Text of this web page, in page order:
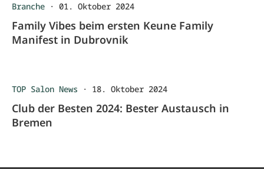
Branche · 01. Oktober 2024
Family Vibes beim ersten Keune Family
Manifest in Dubrovnik
TOP Salon News · 18. Oktober 2024
Club der Besten 2024: Bester Austausch in
Bremen